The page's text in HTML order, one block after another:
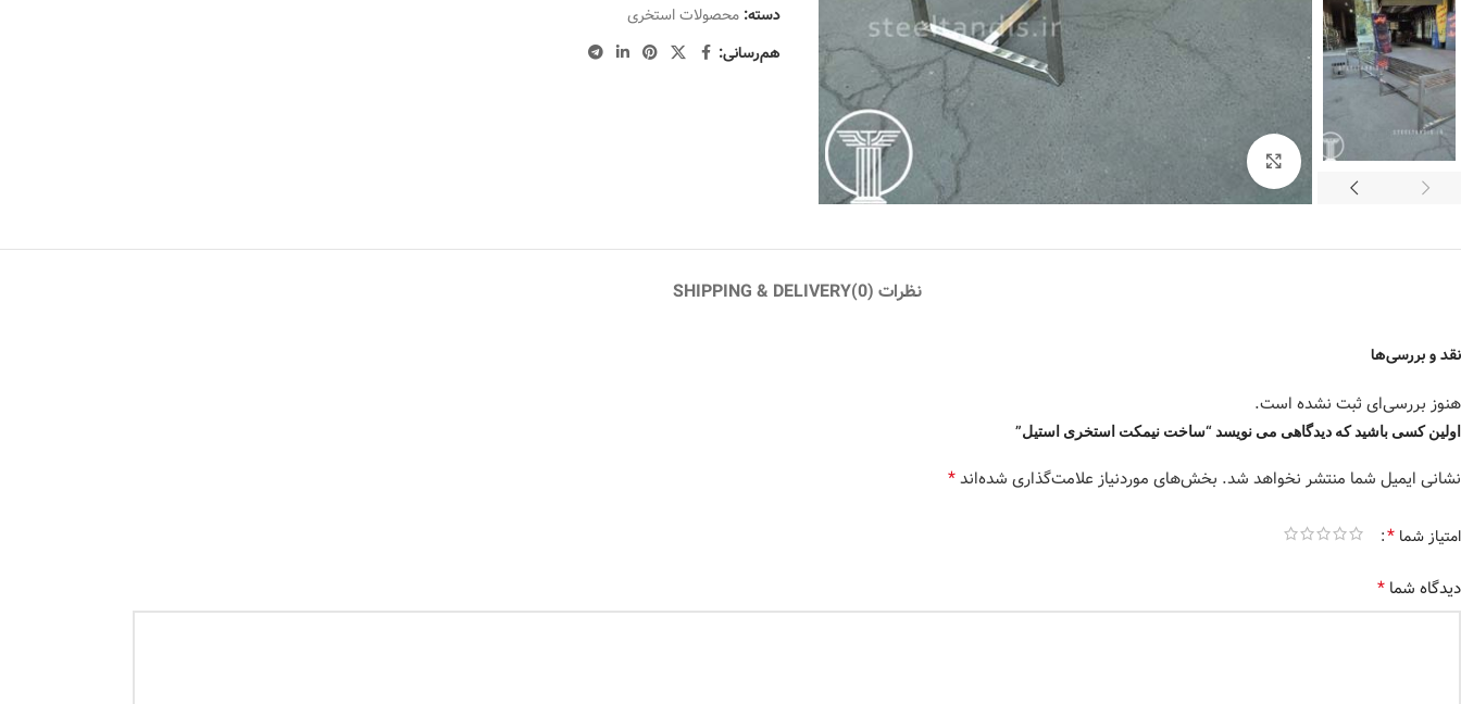
برای بزرگنمایی کلیک کنید
دسته: محصولات استخری
هم‌رسانی:
نظرات (0) SHIPPING & DELIVERY
نقد و بررسی‌ها
هنوز بررسی‌ای ثبت نشده است.
اولین کسی باشید که دیدگاهی می نویسد “ساخت نیمکت استخری استیل”
نشانی ایمیل شما منتشر نخواهد شد. بخش‌های موردنیاز علامت‌گذاری شده‌اند*
امتیاز شما *
دیدگاه شما *